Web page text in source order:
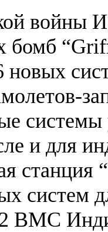
войны
бомб
и для
станция
систем
ВМС